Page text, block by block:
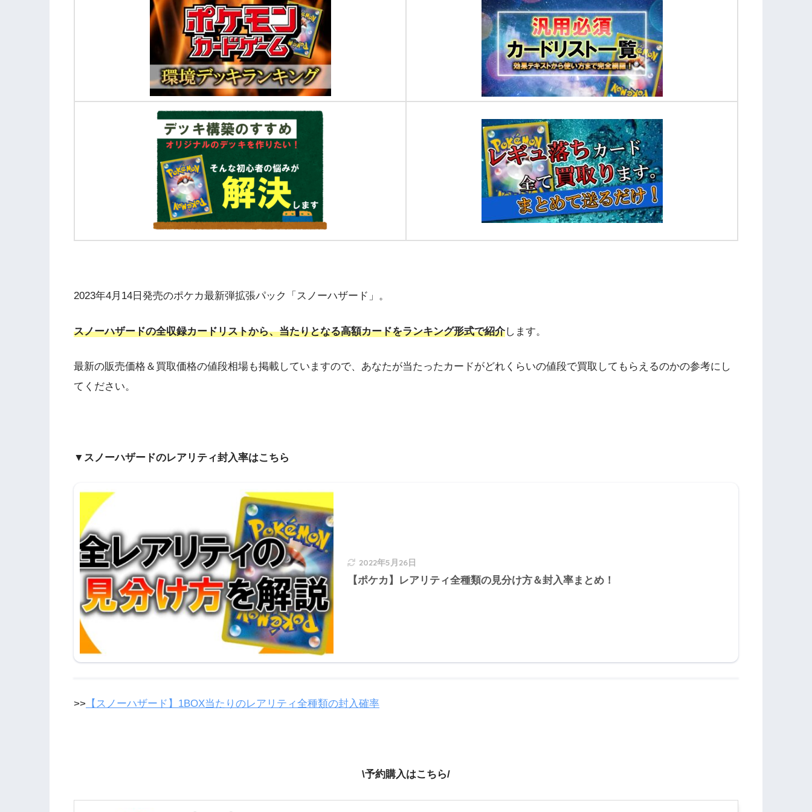
2023年4月14日発売のポケカ最新弾拡張パック「スノーハザード」。
スノーハザードの全収録カードリストから、当たりとなる高額カードをランキング形式で紹介します。
最新の販売価格＆買取価格の値段相場も掲載していますので、あなたが当たったカードがどれくらいの値段で買取してもらえるのかの参考にし
てください。
▼スノーハザードのレアリティ封入率はこちら
2022年5月26日
【ポケカ】レアリティ全種類の見分け方＆封入率まとめ！
>> 【スノーハザード】1BOX当たりのレアリティ全種類の封入確率
\予約購入はこちら/